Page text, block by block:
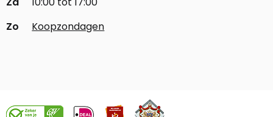
Zo
Koopzondagen